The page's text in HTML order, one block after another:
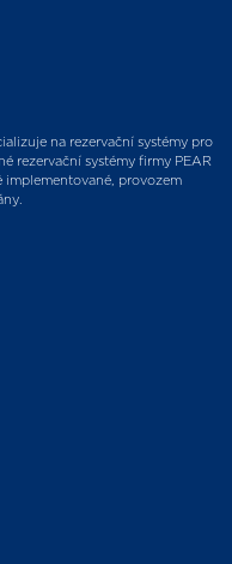
na rezervační systémy pro
rezervační systémy firmy PEAR
implementované, provozem